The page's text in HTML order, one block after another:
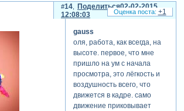
Поделиться
14
02-02-2015
12:08:03
gauss
оля, работа, как всегда, на
высоте. первое, что мне
пришло на ум с начала
просмотра, это лёгкость и
воздушность всего, что
движется в кадре. само
движение приковывает
+1